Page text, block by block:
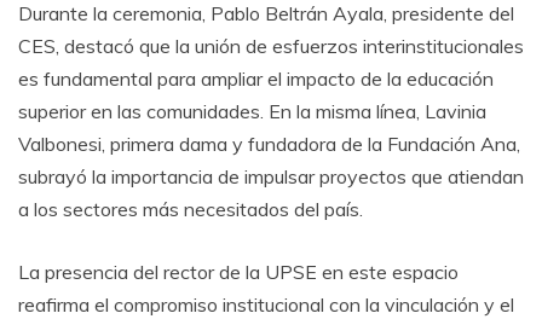
Durante la ceremonia, Pablo Beltrán Ayala, presidente del
CES, destacó que la unión de esfuerzos interinstitucionales
es fundamental para ampliar el impacto de la educación
superior en las comunidades. En la misma línea, Lavinia
Valbonesi, primera dama y fundadora de la Fundación Ana,
subrayó la importancia de impulsar proyectos que atiendan
a los sectores más necesitados del país.
La presencia del rector de la UPSE en este espacio
reafirma el compromiso institucional con la vinculación y el